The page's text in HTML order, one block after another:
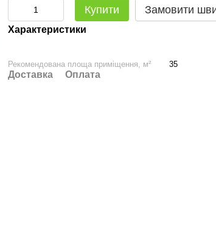
Купити Замовити
Характеристики
Рекомендована площа приміщення, м² 35
Доставка Оплата